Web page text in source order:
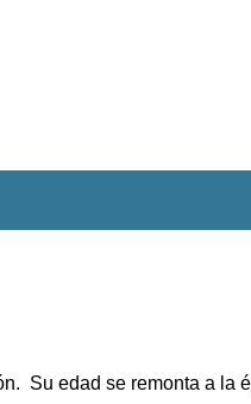
Su edad se remonta a la